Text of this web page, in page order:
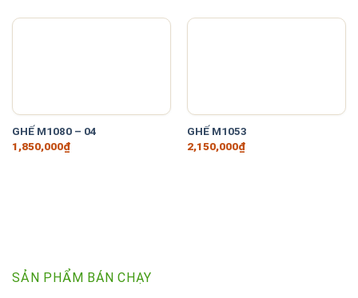
GHẾ M1080 – 04
1,850,000₫
GHẾ M1053
2,150,000₫
SẢN PHẨM BÁN CHẠY